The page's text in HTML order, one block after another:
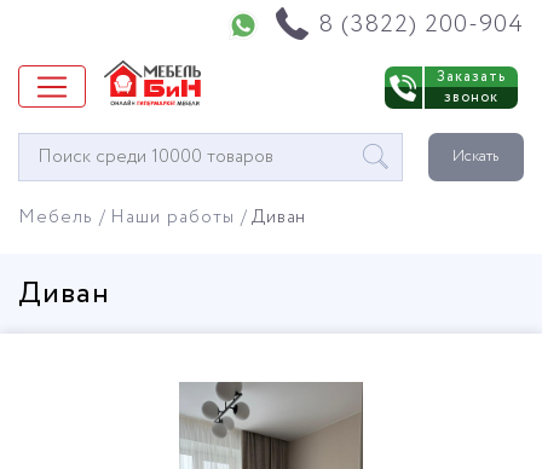
8 (3822) 200-904
Заказать
звонок
Окно
поиска
Искать
Мебель Наши работы Диван
Диван